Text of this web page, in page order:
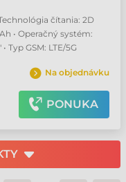
čítania: 2D
• Operačný systém:
Typ GSM: LTE/5G
Na objednávku
PONUKA